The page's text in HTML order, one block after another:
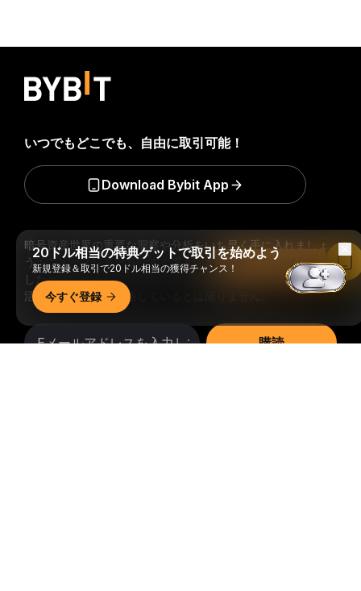
暗号資産世界の重要な洞察や分析をいち早く手に入れましょ
う：ニュースレターを今すぐ購入。すべての投資には、投資
した全額を失うリスクなど、リスクが伴います。そのような
活動はすべての人に適しているとは限りません。
購読
いつでもどこでも、自由に取引可能！
Download Bybit App
20ドル相当の特典ゲットで取引を始めよう
新規登録＆取引で20ドル相当の獲得チャンス！
今すぐ登録
Bybitアプリで読む